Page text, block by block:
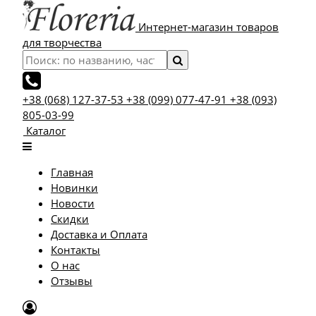
Интернет-магазин товаров
для творчества
+38 (068) 127-37-53 +38 (099) 077-47-91 +38 (093)
805-03-99
Каталог
Главная
Новинки
Новости
Скидки
Доставка и Оплата
Контакты
О нас
Отзывы